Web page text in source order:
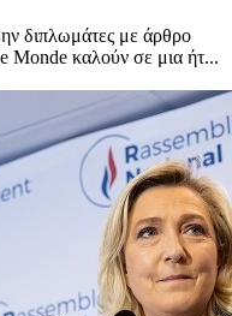
διπλωμάτες με άρθρο
Monde καλούν σε μια ήτ...